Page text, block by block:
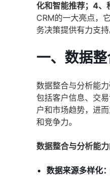
化和智能推荐；4、
CRM的一大亮点，
务决策提供有力支持
一、数据
数据整合与分析能
包括客户信息、交
户和市场趋势，进
和竞争力。
数据整合与分析能力
数据来源多样化：